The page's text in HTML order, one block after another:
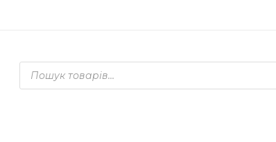
Products
search